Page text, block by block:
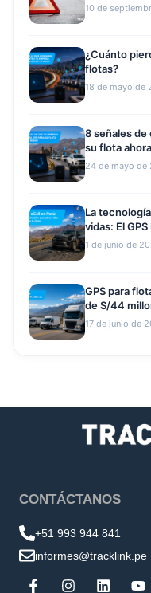
10 de
¿Cuánto
flotas?
18 de mayo de
8 señales de
su flota
24 de mayo de
La
vidas: El
1 de junio de
GPS para
de S/44
17 de junio de
CONTÁCTANOS
+51 993 944 841
informes@tracklink.pe